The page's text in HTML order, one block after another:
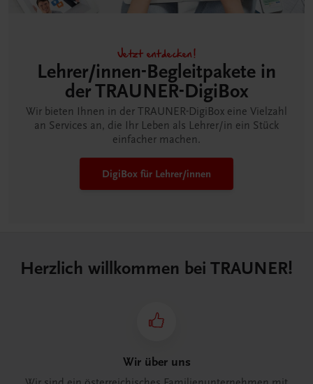
Jetzt entdecken!
Lehrer/innen-Begleitpakete in
der TRAUNER-DigiBox
Wir bieten Ihnen in der TRAUNER-DigiBox eine Vielzahl
an Services an, die Ihr Leben als Lehrer/in ein Stück
einfacher machen.
DigiBox für Lehrer/innen
Herzlich willkommen bei TRAUNER!
Wir über uns